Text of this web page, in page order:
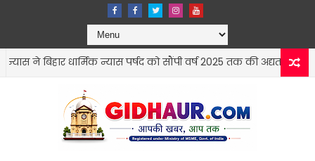
धार्मिक न्यास पर्षद को सौंपी वर्ष 2025 तक की अद्यतन रिपोर्ट सोनो